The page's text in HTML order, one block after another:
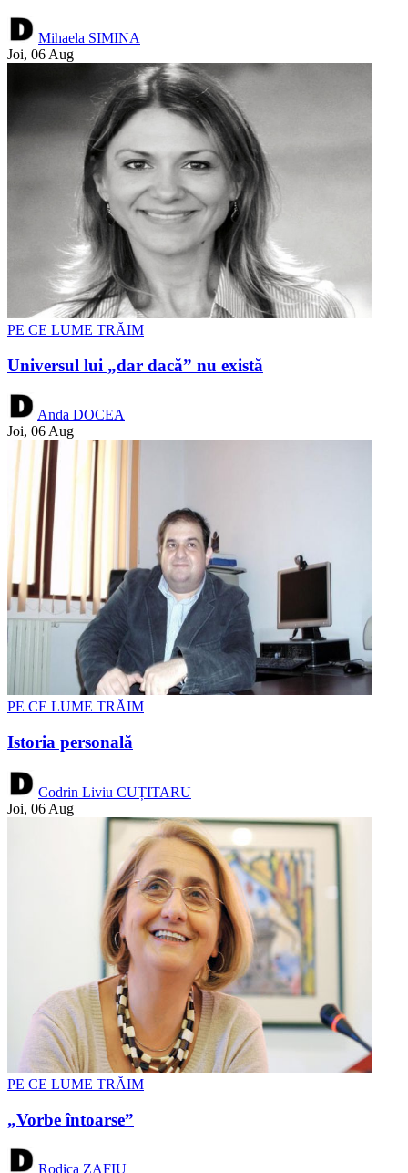
Mihaela SIMINA
Joi, 06 Aug
PE CE LUME TRĂIM
Universul lui „dar dacă” nu există
Anda DOCEA
Joi, 06 Aug
PE CE LUME TRĂIM
Istoria personală
Codrin Liviu CUȚITARU
Joi, 06 Aug
PE CE LUME TRĂIM
„Vorbe întoarse”
Rodica ZAFIU